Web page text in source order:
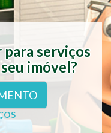
para serviços
imóvel?